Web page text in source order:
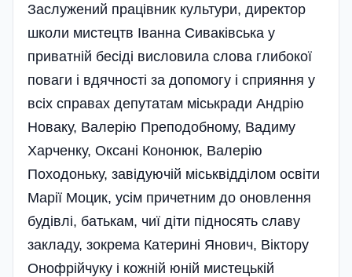
Заслужений працівник культури, директор
школи мистецтв Іванна Сиваківська у
приватній бесіді висловила слова глибокої
поваги і вдячності за допомогу і сприяння у
всіх справах депутатам міськради Андрію
Новаку, Валерію Преподобному, Вадиму
Харченку, Оксані Кононюк, Валерію
Походоньку, завідуючій міськвідділом освіти
Марії Моцик, усім причетним до оновлення
будівлі, батькам, чиї діти підносять славу
закладу, зокрема Катерині Янович, Віктору
Онофрійчуку і кожній юній мистецькій